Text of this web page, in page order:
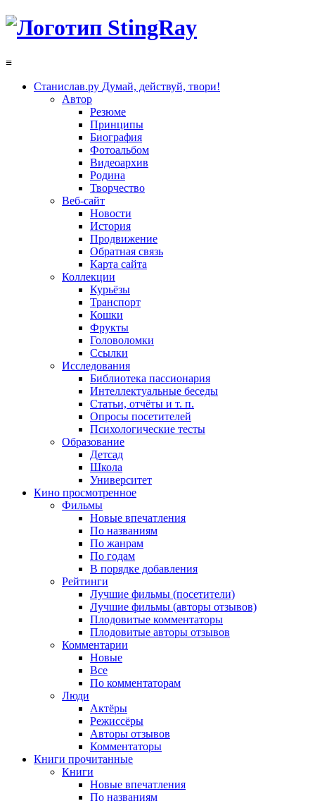
≡
Станислав.ру Думай, действуй, твори!
Автор
Резюме
Принципы
Биография
Фотоальбом
Видеоархив
Родина
Творчество
Веб-сайт
Новости
История
Продвижение
Обратная связь
Карта сайта
Коллекции
Курьёзы
Транспорт
Кошки
Фрукты
Головоломки
Ссылки
Исследования
Библиотека пассионария
Интеллектуальные беседы
Статьи, отчёты и т. п.
Опросы посетителей
Психологические тесты
Образование
Детсад
Школа
Университет
Кино просмотренное
Фильмы
Новые впечатления
По названиям
По жанрам
По годам
В порядке добавления
Рейтинги
Лучшие фильмы (посетители)
Лучшие фильмы (авторы отзывов)
Плодовитые комментаторы
Плодовитые авторы отзывов
Комментарии
Новые
Все
По комментаторам
Люди
Актёры
Режиссёры
Авторы отзывов
Комментаторы
Книги прочитанные
Книги
Новые впечатления
По названиям